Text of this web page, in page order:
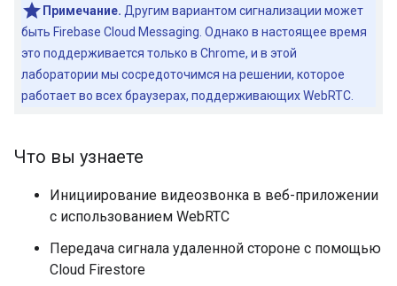
Примечание. Другим вариантом сигнализации может
быть Firebase Cloud Messaging. Однако в настоящее время
это поддерживается только в Chrome, и в этой
лаборатории мы сосредоточимся на решении, которое
работает во всех браузерах, поддерживающих WebRTC.
Что вы узнаете
Инициирование видеозвонка в веб-приложении
с использованием WebRTC
Передача сигнала удаленной стороне с помощью
Cloud Firestore